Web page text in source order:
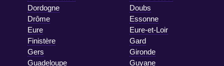
Dordogne
Doubs
Drôme
Essonne
Eure
Eure-et-Loir
Finistère
Gard
Gers
Gironde
Guadeloupe
Guyane